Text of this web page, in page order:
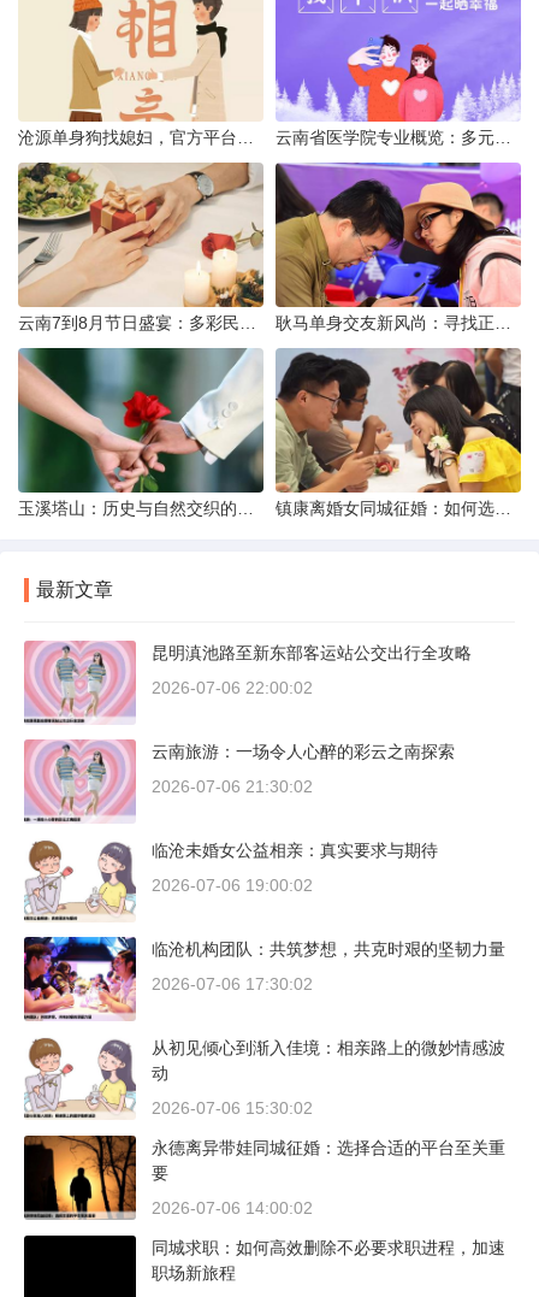
最新文章
昆明滇池路至新东部客运站公交出行全攻略
2026-07-06 22:00:02
云南旅游：一场令人心醉的彩云之南探索
2026-07-06 21:30:02
临沧未婚女公益相亲：真实要求与期待
2026-07-06 19:00:02
临沧机构团队：共筑梦想，共克时艰的坚韧力量
2026-07-06 17:30:02
从初见倾心到渐入佳境：相亲路上的微妙情感波
动
2026-07-06 15:30:02
永德离异带娃同城征婚：选择合适的平台至关重
要
2026-07-06 14:00:02
同城求职：如何高效删除不必要求职进程，加速
职场新旅程